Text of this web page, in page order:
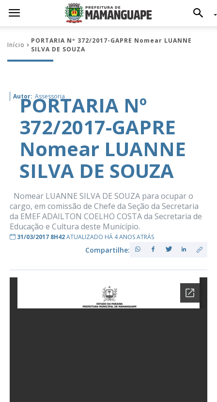
Início
PORTARIA Nº 372/2017-GAPRE Nomear LUANNE
SILVA DE SOUZA
Autor: Assessoria
PORTARIA Nº
372/2017-GAPRE
Nomear LUANNE
SILVA DE SOUZA
Nomear LUANNE SILVA DE SOUZA para ocupar o
cargo, em comissão de Chefe da Seção da Secretaria
da EMEF ADAILTON COELHO COSTA da Secretaria de
Educação e Cultura deste Município.
31/03/2017 8H42ATUALIZADO HÁ 4 ANOS ATRÁS
Compartilhe: